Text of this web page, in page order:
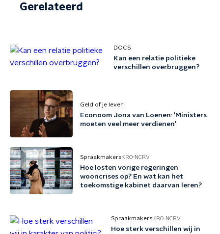
Gerelateerd
DOCS
Kan een relatie politieke
verschillen overbruggen?
Geld of je leven
Econoom Jona van Loenen: 'Ministers
moeten veel meer verdienen'
SpraakmakersKRO-NCRV
Hoe losten vorige regeringen
wooncrises op? En wat kan het
toekomstige kabinet daarvan leren?
SpraakmakersKRO-NCRV
Hoe sterk verschillen wij in